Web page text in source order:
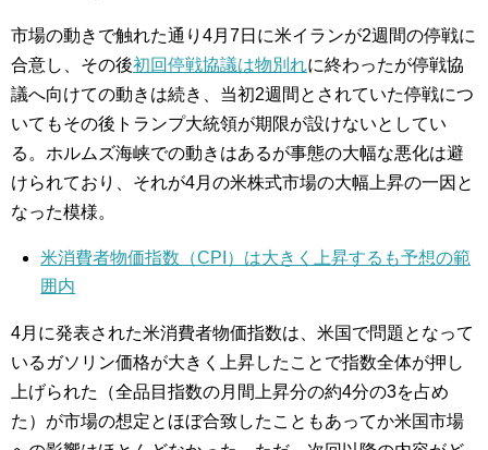
市場の動きで触れた通り4月7日に米イランが2週間の停戦に
合意し、その後初回停戦協議は物別れに終わったが停戦協
議へ向けての動きは続き、当初2週間とされていた停戦につ
いてもその後トランプ大統領が期限が設けないとしてい
る。ホルムズ海峡での動きはあるが事態の大幅な悪化は避
けられており、それが4月の米株式市場の大幅上昇の一因と
なった模様。
米消費者物価指数（CPI）は大きく上昇するも予想の範
囲内
4月に発表された米消費者物価指数は、米国で問題となって
いるガソリン価格が大きく上昇したことで指数全体が押し
上げられた（全品目指数の月間上昇分の約4分の3を占め
た）が市場の想定とほぼ合致したこともあってか米国市場